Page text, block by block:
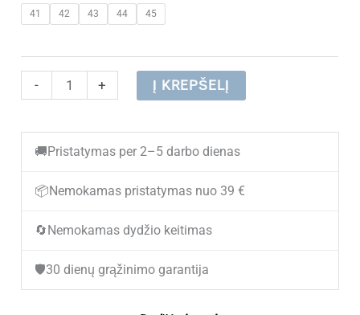
41 42 43 44 45
-
produkto
(NEW)
Vyriški
odiniai
batai
+ Į KREPŠELĮ
🚚 Pristatymas per 2–5 darbo dienas
📦 Nemokamas pristatymas nuo 39 €
🔄 Nemokamas dydžio keitimas
🛡️30 dienų grąžinimo garantija